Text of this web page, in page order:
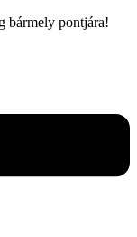
bármely pontjára!